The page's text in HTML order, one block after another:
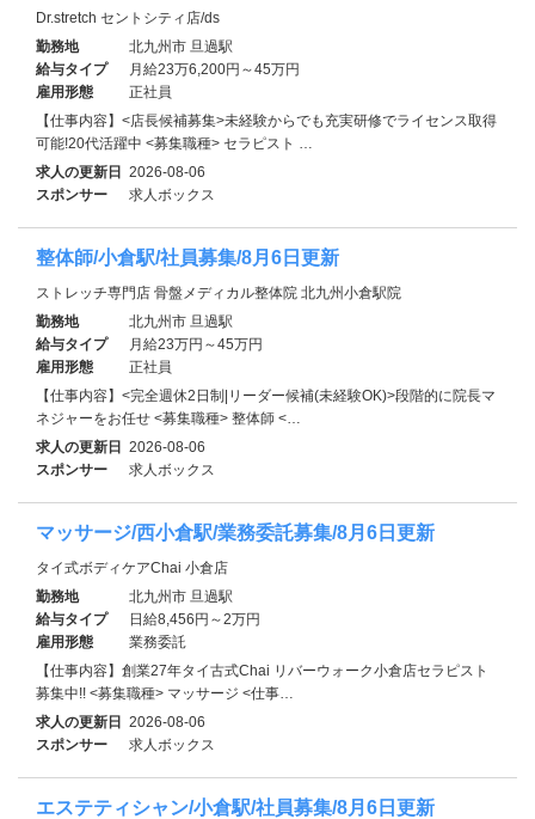
Dr.stretch セントシティ店/ds
勤務地
北九州市 旦過駅
給与タイプ
月給23万6,200円～45万円
雇用形態
正社員
【仕事内容】<店長候補募集>未経験からでも充実研修でライセンス取得
可能!20代活躍中 <募集職種> セラピスト …
求人の更新日 2026-08-06
スポンサー
求人ボックス
整体師/小倉駅/社員募集/8月6日更新
ストレッチ専門店 骨盤メディカル整体院 北九州小倉駅院
勤務地
北九州市 旦過駅
給与タイプ
月給23万円～45万円
雇用形態
正社員
【仕事内容】<完全週休2日制|リーダー候補(未経験OK)>段階的に院長マ
ネジャーをお任せ <募集職種> 整体師 <…
求人の更新日 2026-08-06
スポンサー
求人ボックス
マッサージ/西小倉駅/業務委託募集/8月6日更新
タイ式ボディケアChai 小倉店
勤務地
北九州市 旦過駅
給与タイプ
日給8,456円～2万円
雇用形態
業務委託
【仕事内容】創業27年タイ古式Chai リバーウォーク小倉店セラピスト
募集中!! <募集職種> マッサージ <仕事…
求人の更新日 2026-08-06
スポンサー
求人ボックス
エステティシャン/小倉駅/社員募集/8月6日更新